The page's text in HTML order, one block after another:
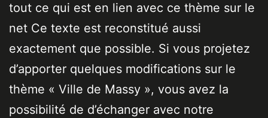
tout ce qui est en lien avec ce thème sur le
net Ce texte est reconstitué aussi
exactement que possible. Si vous projetez
d’apporter quelques modifications sur le
thème « Ville de Massy », vous avez la
possibilité de d’échanger avec notre